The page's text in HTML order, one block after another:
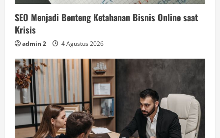
SEO Menjadi Benteng Ketahanan Bisnis Online saat
Krisis
admin 2 4 Agustus 2026